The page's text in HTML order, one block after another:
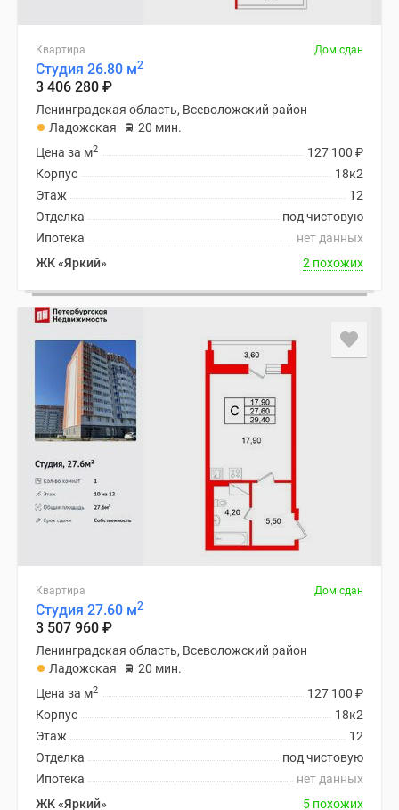
Квартира Дом сдан
Студия 26.80 м2
3 406 280 ₽
Ленинградская область, Всеволожский район
Ладожская
20 мин.
127 100 ₽
Цена за м2
18к2
Корпус
12
Этаж
под чистовую
Отделка
нет данных
Ипотека
ЖК «Яркий»
2 похожих
Квартира Дом сдан
Студия 27.60 м2
3 507 960 ₽
Ленинградская область, Всеволожский район
Ладожская
20 мин.
127 100 ₽
Цена за м2
18к2
Корпус
12
Этаж
под чистовую
Отделка
нет данных
Ипотека
ЖК «Яркий»
5 похожих